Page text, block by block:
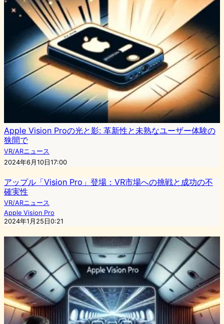
Apple Vision Proの光と影: 革新性と未熟なユーザー体験の
狭間で
VR/ARニュース
2024年6月10日17:00
アップル「Vision Pro」登場：VR市場への挑戦と成功の不
確実性
VR/ARニュース
Apple Vision Pro
2024年1月25日0:21